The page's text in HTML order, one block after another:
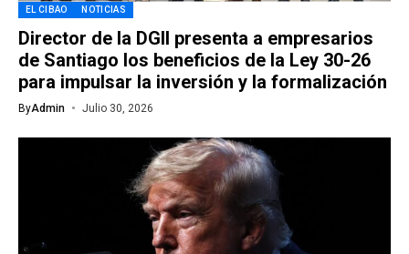
EL CIBAO NOTICIAS
Director de la DGII presenta a empresarios
de Santiago los beneficios de la Ley 30-26
para impulsar la inversión y la formalización
ByAdmin Julio 30, 2026